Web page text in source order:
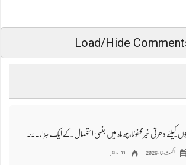
Load/Hide
بچوں کیلئے دھرتی غیرمحفوظ، چھ ماہ میں جنسی استحصال کے ایک ہزار سے زائد کیسز رپورٹ: ساحل
اگست 6, 2026 33 مناظر